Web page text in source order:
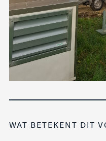
WAT BETEKENT DIT